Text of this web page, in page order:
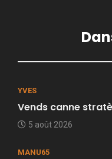
YVES
Vends canne
5 août 2026
MANU65